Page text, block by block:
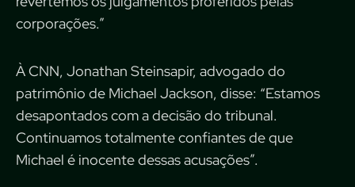
corporações.”
À CNN, Jonathan Steinsapir, advogado do
patrimônio de Michael Jackson, disse: “Estamos
desapontados com a decisão do tribunal.
Continuamos totalmente confiantes de que
Michael é inocente dessas acusações”.